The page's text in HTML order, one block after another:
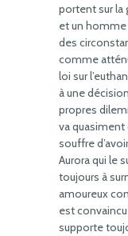
portent sur la
et un
des
comme
loi sur
à une
propres
va
souffre
Aurora qui le
toujours à
amoureux
est convaincu
supporte